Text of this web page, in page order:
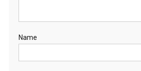
Name